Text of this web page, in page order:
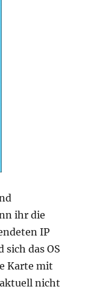
ihr die
IP
das OS
Karte mit
nicht